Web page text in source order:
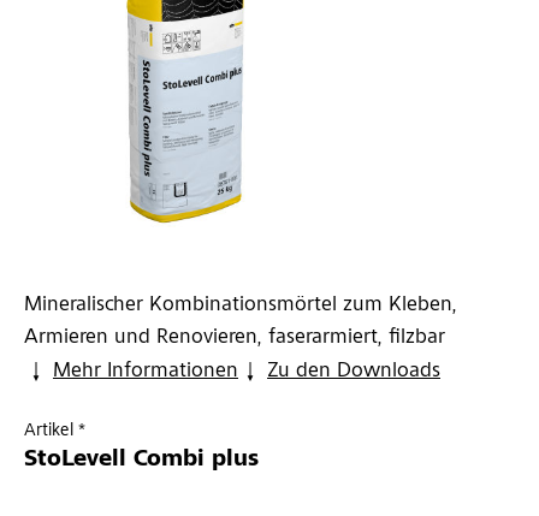
Mineralischer Kombinationsmörtel zum Kleben,
Armieren und Renovieren, faserarmiert, filzbar
Mehr Informationen
Zu den Downloads
Artikel *
StoLevell Combi plus